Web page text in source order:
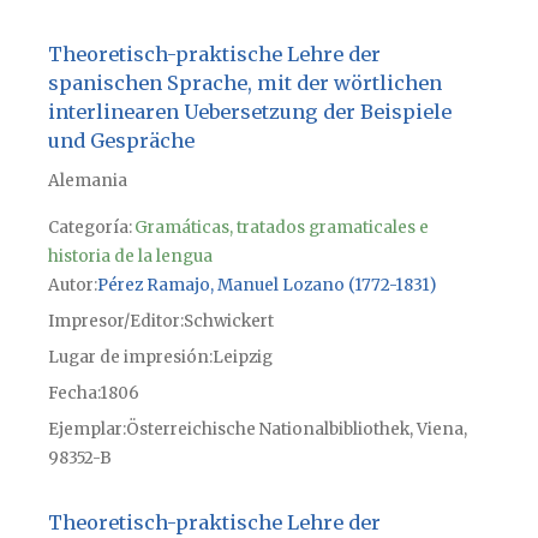
Theoretisch-praktische Lehre der
spanischen Sprache, mit der wörtlichen
interlinearen Uebersetzung der Beispiele
und Gespräche
Alemania
Categoría:Gramáticas, tratados gramaticales e
historia de la lengua
Autor Pérez Ramajo, Manuel Lozano (1772-1831)
Impresor/Editor Schwickert
Lugar de impresiónLeipzig
Fecha1806
Ejemplar Österreichische Nationalbibliothek, Viena,
98352-B
Theoretisch-praktische Lehre der